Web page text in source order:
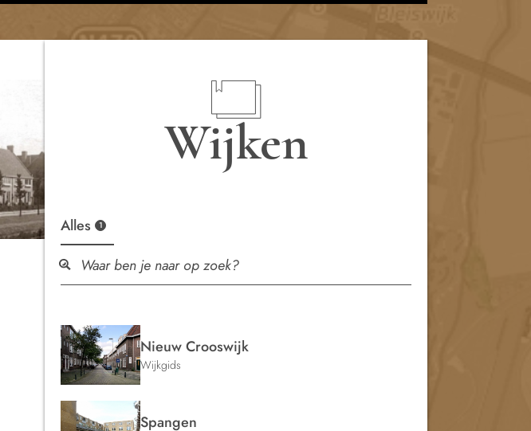
Wijken
Alles 1
Nieuw Crooswijk
Wijkgids
Spangen